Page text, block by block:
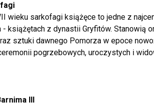
wieku sarkofagi książęce to jedne z
- książętach z dynastii Gryfitów. Stanowią
sztuki dawnego Pomorza w epoce
pogrzebowych, uroczystych i
III